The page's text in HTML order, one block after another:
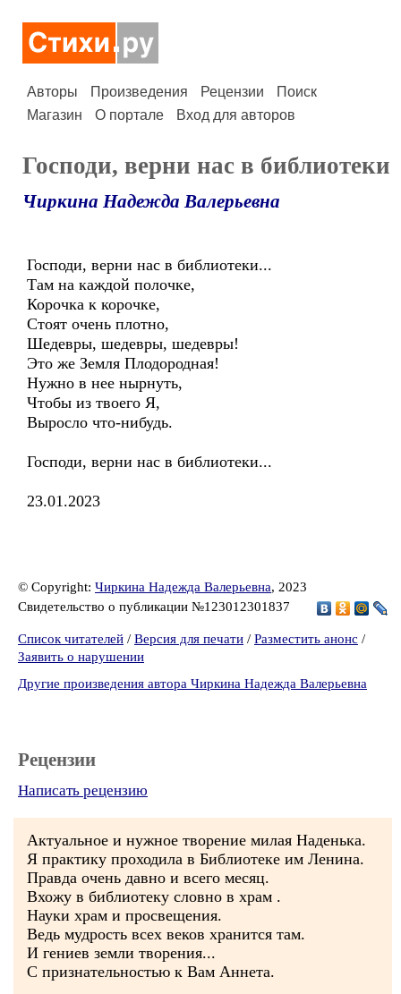
Авторы Произведения Рецензии
Поиск
Магазин
О портале Вход для авторов
Господи, верни нас в библиотеки
Чиркина Надежда Валерьевна
Господи, верни нас в библиотеки...
Там на каждой полочке,
Корочка к корочке,
Стоят очень плотно,
Шедевры, шедевры, шедевры!
Это же Земля Плодородная!
Нужно в нее нырнуть,
Чтобы из твоего Я,
Выросло что-нибудь.
Господи, верни нас в библиотеки...
23.01.2023
© Copyright: Чиркина Надежда Валерьевна, 2023
Свидетельство о публикации №123012301837
Список читателей / Версия для печати / Разместить анонс /
Заявить о нарушении
Другие произведения автора Чиркина Надежда Валерьевна
Рецензии
Написать рецензию
Актуальное и нужное творение милая Наденька.
Я практику проходила в Библиотеке им Ленина.
Правда очень давно и всего месяц.
Вхожу в библиотеку словно в храм .
Науки храм и просвещения.
Ведь мудрость всех веков хранится там.
И гениев земли творения...
С признательностью к Вам Аннета.